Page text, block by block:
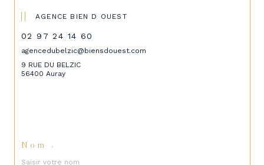
AGENCE BIEN D OUEST
02 97 24 14 60
agencedubelzic@biensdouest.com
9 RUE DU BELZIC
56400 Auray
Nom *